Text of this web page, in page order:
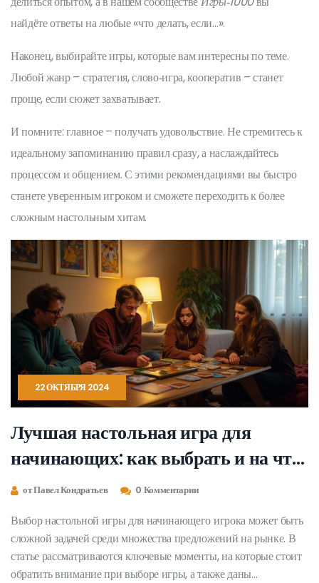
найдёте ответы на любые «что делать, если…».
Наконец, выбирайте игры, которые вам интересны по теме.
Любой жанр – стратегия, слово‑игра, кооператив – станет
проще, если сюжет захватывает.
И помните: главное – получать удовольствие. Не стремитесь к
идеальному запоминанию правил сразу, а наслаждайтесь
процессом и общением. С этими рекомендациями вы быстро
станете уверенным игроком и сможете переходить к более
сложным настольным хитам.
22 ОКТЯБРЯ 2024
Лучшая настольная игра для
начинающих: как выбрать и на что
обратить внимание
от Павел Кондратьев 0 Комментарии
Выбор настольной игры для начинающего игрока может быть
сложной задачей среди множества предложений на рынке. В
статье рассматриваются ключевые моменты, на которые стоит
обратить внимание при выборе игры, а также даны